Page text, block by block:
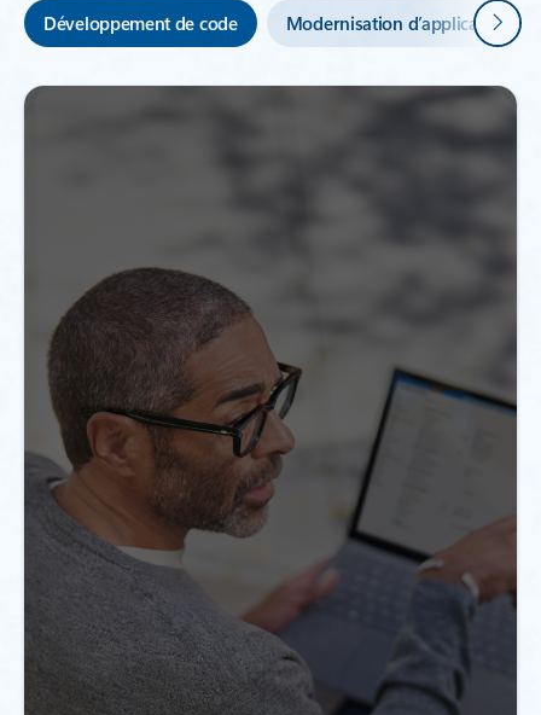
Développement de code Modernisation d’applications